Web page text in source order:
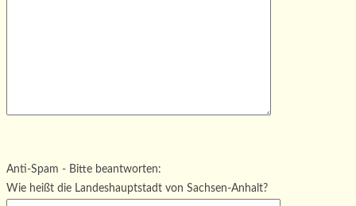
Bitte lasse dieses Feld leer.
Anti-Spam - Bitte beantworten:
Wie heißt die Landeshauptstadt von Sachsen-Anhalt?